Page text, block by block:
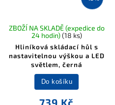
Hliníková skládací hůl s
nastavitelnou výškou a LED
světlem, černá
ZBOŽÍ NA SKLADĚ (expedice do
24 hodin)(18 ks)
739 Kč
Do košíku